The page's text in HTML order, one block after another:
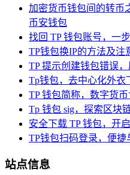
加密货币钱包间的转币
币安钱包
找回 TP 钱包账号，一
TP钱包换IP的方法及注
TP 提示创建钱包错误
Tp钱包，去中心化外衣
TP 钱包简称，数字货
Tp 钱包 sig，探索区块
安全下载 TP 钱包，开
TP钱包扫码登录，便
站点信息